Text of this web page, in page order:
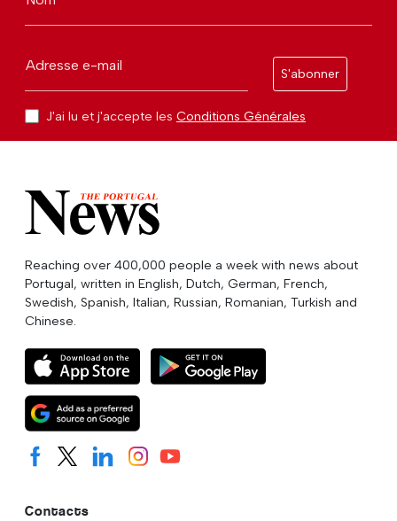
Adresse e-mail
S'abonner
J'ai lu et j'accepte les Conditions Générales
Reaching over 400,000 people a week with news about
Portugal, written in English, Dutch, German, French,
Swedish, Spanish, Italian, Russian, Romanian, Turkish and
Chinese.
Contacts